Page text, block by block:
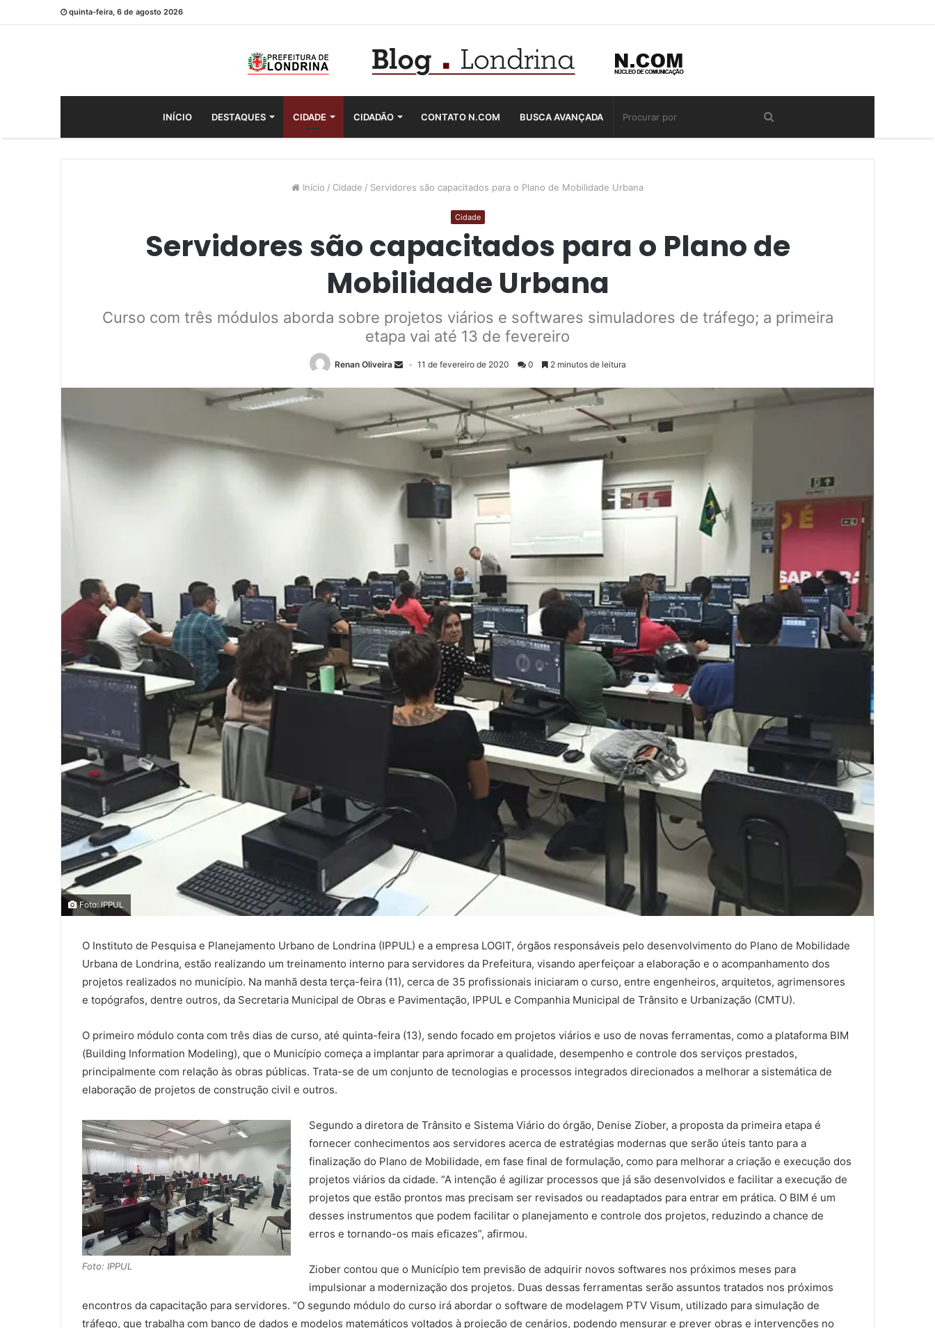
quinta-feira, 6 de agosto 2026
INÍCIO DESTAQUES CIDADE CIDADÃO CONTATO N.COM BUSCA AVANÇADA
Início / Cidade / Servidores são capacitados para o Plano de Mobilidade Urbana
Cidade
Servidores são capacitados para o Plano de
Mobilidade Urbana
Curso com três módulos aborda sobre projetos viários e softwares simuladores de tráfego; a primeira
etapa vai até 13 de fevereiro
Renan Oliveira 11 de fevereiro de 2020 0 2 minutos de leitura
Foto: IPPUL
O Instituto de Pesquisa e Planejamento Urbano de Londrina (IPPUL) e a empresa LOGIT, órgãos responsáveis pelo desenvolvimento do Plano de Mobilidade
Urbana de Londrina, estão realizando um treinamento interno para servidores da Prefeitura, visando aperfeiçoar a elaboração e o acompanhamento dos
projetos realizados no município. Na manhã desta terça-feira (11), cerca de 35 profissionais iniciaram o curso, entre engenheiros, arquitetos, agrimensores
e topógrafos, dentre outros, da Secretaria Municipal de Obras e Pavimentação, IPPUL e Companhia Municipal de Trânsito e Urbanização (CMTU).
O primeiro módulo conta com três dias de curso, até quinta-feira (13), sendo focado em projetos viários e uso de novas ferramentas, como a plataforma BIM
(Building Information Modeling), que o Município começa a implantar para aprimorar a qualidade, desempenho e controle dos serviços prestados,
principalmente com relação às obras públicas. Trata-se de um conjunto de tecnologias e processos integrados direcionados a melhorar a sistemática de
elaboração de projetos de construção civil e outros.
Foto: IPPUL
Segundo a diretora de Trânsito e Sistema Viário do órgão, Denise Ziober, a proposta da primeira etapa é
fornecer conhecimentos aos servidores acerca de estratégias modernas que serão úteis tanto para a
finalização do Plano de Mobilidade, em fase final de formulação, como para melhorar a criação e execução dos
projetos viários da cidade. “A intenção é agilizar processos que já são desenvolvidos e facilitar a execução de
projetos que estão prontos mas precisam ser revisados ou readaptados para entrar em prática. O BIM é um
desses instrumentos que podem facilitar o planejamento e controle dos projetos, reduzindo a chance de
erros e tornando-os mais eficazes”, afirmou.
Ziober contou que o Município tem previsão de adquirir novos softwares nos próximos meses para
impulsionar a modernização dos projetos. Duas dessas ferramentas serão assuntos tratados nos próximos
encontros da capacitação para servidores. “O segundo módulo do curso irá abordar o software de modelagem PTV Visum, utilizado para simulação de
tráfego, que trabalha com banco de dados e modelos matemáticos voltados à projeção de cenários, podendo mensurar e prever obras e intervenções no
COMPARTILHAMENTOS